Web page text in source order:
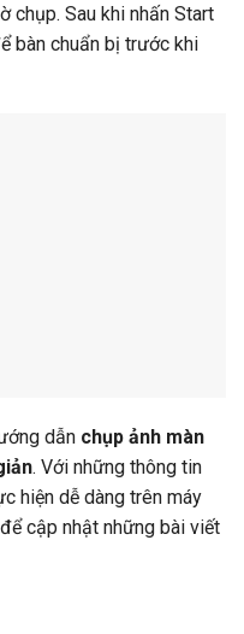
chụp. Sau khi nhấn Start
bàn chuẩn bị trước khi
dẫn chụp ảnh màn
. Với những thông tin
hiện dễ dàng trên máy
cập nhật những bài viết